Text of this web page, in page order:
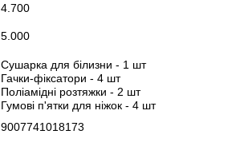
4.700
5.000
Сушарка для білизни - 1 шт
Гачки-фіксатори - 4 шт
Поліамідні розтяжки - 2 шт
Гумові п'ятки для ніжок - 4 шт
9007741018173